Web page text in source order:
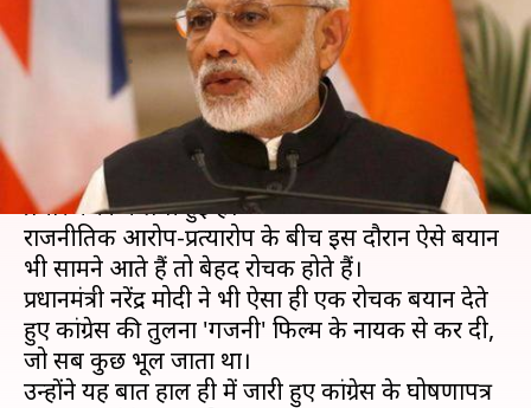
जाती है कांग्रेस
लेखन Apr 06, 2019 05:41 pm
लोकसभा चुनाव से पहले सारे नेता और पार्टियां जमकर
प्रचार करने में लगी हुई हैं।
राजनीतिक आरोप-प्रत्यारोप के बीच इस दौरान ऐसे बयान
भी सामने आते हैं तो बेहद रोचक होते हैं।
प्रधानमंत्री नरेंद्र मोदी ने भी ऐसा ही एक रोचक बयान देते
हुए कांग्रेस की तुलना 'गजनी' फिल्म के नायक से कर दी,
जो सब कुछ भूल जाता था।
उन्होंने यह बात हाल ही में जारी हुए कांग्रेस के घोषणापत्र